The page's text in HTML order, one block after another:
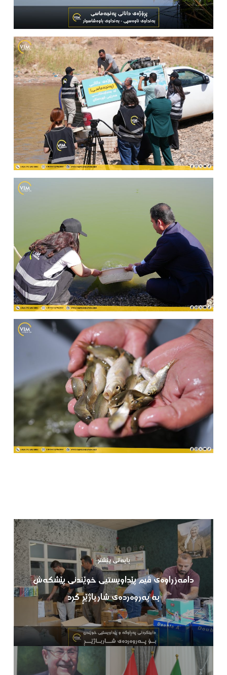
بابەتی پێشتر
دامەزراوەی ڤیم پێداویستیی خوێندنی پێشکەش
بە پەروەردەی شارباژێڕ کرد